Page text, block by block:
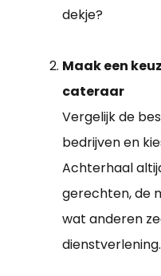
dekje?
Maak een
cateraar
Vergelijk de
bedrijven en
Achterhaal
gerechten, de
wat anderen
dienstverlening.